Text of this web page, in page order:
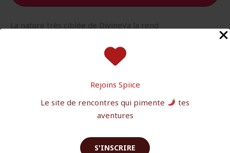
Rejoins Spiice
Le site de rencontres qui pimente
tes
aventures
S'INSCRIRE
La nature très ciblée de DivineVa la rend
mal servi par les plateformes de rencontre mainstream.
Les personnes transgenres et travesties, ainsi que celles
une communauté qui partage des expériences
communes et qui valorise la diversité.
La plateforme attire plusieurs types de profils :